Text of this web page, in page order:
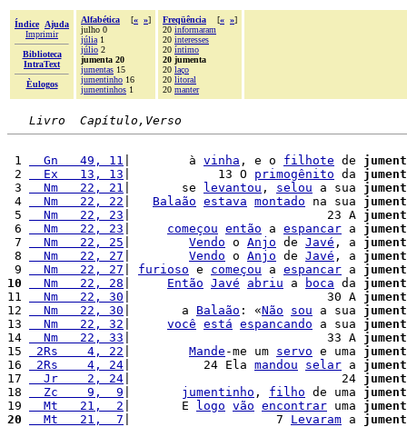
Índice
Ajuda
Imprimir
Biblioteca
IntraText
Èulogos
Alfabética [« »]
julho 0
júlia 1
júlio 2
jumenta 20
jumentas 15
jumentinho 16
jumentinhos 1
Freqüência [« »]
20 informaram
20 interesses
20 íntimo
20 jumenta
20 laço
20 litoral
20 manter
Livro  Capítulo,Verso
1
  Gn   49, 11
|        à vinha , e o filhote de
2
  Ex   13, 13
|            13 O primogênito da
3
  Nm   22, 21
|       se levantou , selou a sua
4
  Nm   22, 22
Balaão estava montado na sua
5
  Nm   22, 23
|                           23 A
6
  Nm   22, 23
começou então a espancar a
7
  Nm   22, 25
Vendo o Anjo de Javé , a
8
  Nm   22, 27
Vendo o Anjo de Javé , a
9
  Nm   22, 27
furioso e começou a espancar a
10
  Nm   22, 28
Então Javé abriu a boca da
11
  Nm   22, 30
|                           30 A
12
  Nm   22, 30
|       a Balaão : «Não sou a sua
13
  Nm   22, 32
você está espancando a sua
14
  Nm   22, 33
|                           33 A
15
2Rs    4, 22 Mande -me um servo e uma
16
2Rs    4, 24 |          24 Ela mandou selar a
17
  Jr    2, 24
|                             24
18
  Zc    9,  9
jumentinho , filho de uma
19
  Mt   21,  2
|       E logo vão encontrar uma
20
  Mt   21,  7
|                    7 Levaram a